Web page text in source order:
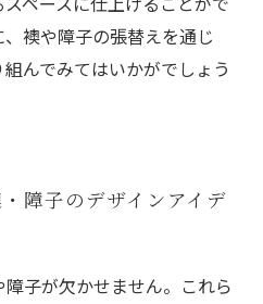
襖や障子の張替えを通じ
んでみてはいかがでしょう
障子のデザインアイデ
子が欠かせません。これら